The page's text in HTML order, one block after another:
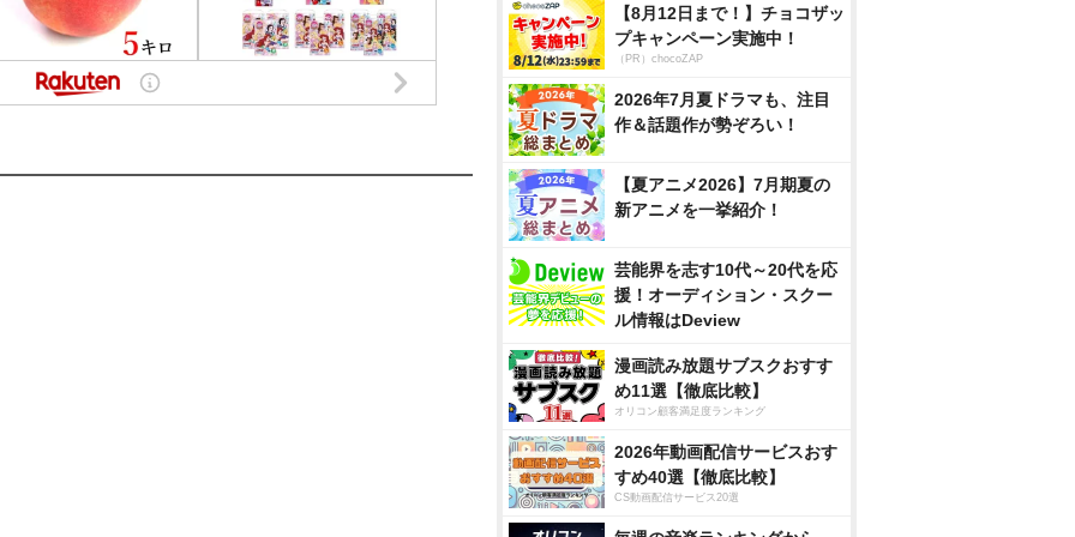
【8月12日まで！】チョコザッ
プキャンペーン実施中！
（PR）chocoZAP
2026年7月夏ドラマも、注目
作＆話題作が勢ぞろい！
【夏アニメ2026】7月期夏の
新アニメを一挙紹介！
芸能界を志す10代～20代を応
援！オーディション・スクー
ル情報はDeview
漫画読み放題サブスクおすす
め11選【徹底比較】
オリコン顧客満足度ランキング
2026年動画配信サービスおす
すめ40選【徹底比較】
CS動画配信サービス20選